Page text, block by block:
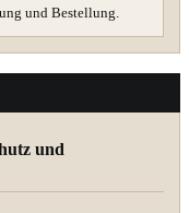
und Bestellung.
und